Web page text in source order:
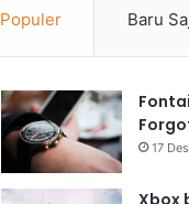
Populer Baru
17
Xbox